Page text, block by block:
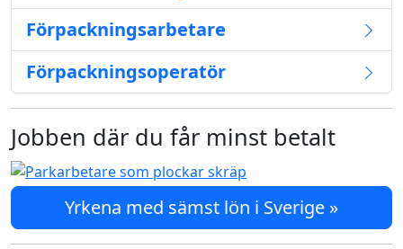
Förpackningsarbetare
Förpackningsoperatör
Jobben där du får minst betalt
Yrkena med sämst lön i Sverige »